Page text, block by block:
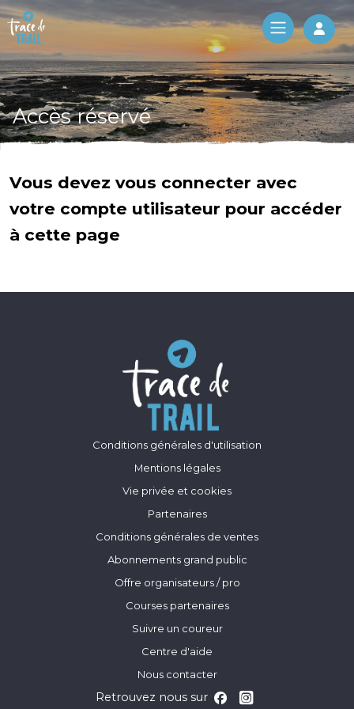
Log
Accès réservé
Vous devez vous connecter avec
votre compte utilisateur pour accéder
à cette page
Conditions générales d'utilisation
Mentions légales
Vie privée et cookies
Partenaires
Conditions générales de ventes
Abonnements grand public
Offre organisateurs / pro
Courses partenaires
Suivre un coureur
Centre d'aide
Nous contacter
Retrouvez nous sur